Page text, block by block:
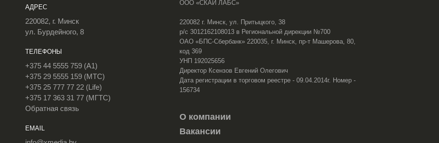
АДРЕС
220082, г. Минск
ул. Бурдейного, 8
ТЕЛЕФОНЫ
+375 44 5555 759 (A1)
+375 29 5555 159 (МТС)
+375 25 777 77 22 (Life)
+375 17 363 31 77 (МГТС)
Обратная связь
EMAIL
ООО «СКАЙ ЛАБС»
220082 г. Минск, ул. Притыцкого, 38
р/с 3012162108013 в Региональной дирекции №700
ОАО «БПС-Сбербанк» 220035, г. Минск, пр-т Машерова, 80,
код 369
УНП 192025656
Директор Ксензов Евгений Олегович
Дата регистрации в торговом реестре - 09.04.2014г. Номер -
156734
О компании
Вакансии